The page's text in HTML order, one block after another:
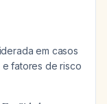
em casos
fatores de risco